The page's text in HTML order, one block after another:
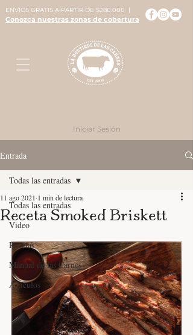
ENVÍOS GRATIS A PARTIR DE $280.000 |
Conozca nuestras zonas de cobertura
Iniciar Sesión
Entrada
Todas las entradas
Video
Recetas
Manual de las Carnes
Artículos
Todas las entradas
Receta Smoked Briskett
11 ago 2021 1 min de lectura